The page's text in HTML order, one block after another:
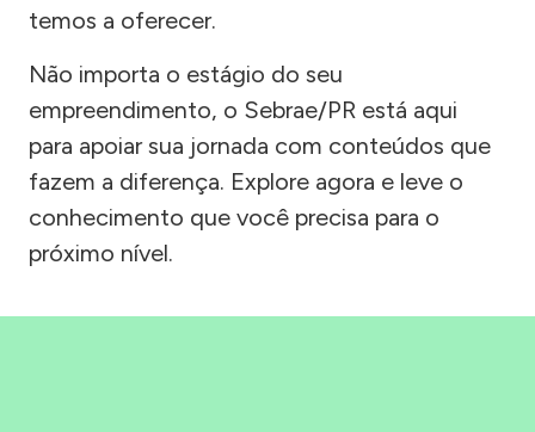
temos a oferecer.
Não importa o estágio do seu
empreendimento, o Sebrae/PR está aqui
para apoiar sua jornada com conteúdos que
fazem a diferença. Explore agora e leve o
conhecimento que você precisa para o
próximo nível.